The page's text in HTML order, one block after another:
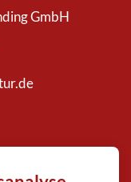
GmbH